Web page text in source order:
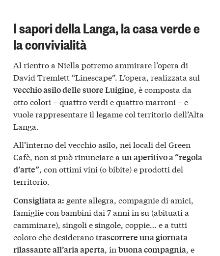
I sapori della Langa, la casa verde e
la convivialità
Al rientro a Niella potremo ammirare l’opera di
David Tremlett “Linescape”. L’opera, realizzata sul
vecchio asilo delle suore Luigine , è composta da
otto colori – quattro verdi e quattro marroni – e
vuole rappresentare il legame col territorio dell’Alta
Langa.
All’interno del vecchio asilo, nei locali del Green
Cafè, non si può rinunciare a un aperitivo a “regola
d’arte”, con ottimi vini (o bibite) e prodotti del
territorio.
Consigliata a: gente allegra, compagnie di amici,
famiglie con bambini dai 7 anni in su (abituati a
camminare), singoli e singole, coppie… e a tutti
coloro che desideranotrascorrere una giornata
rilassante all’aria aperta, in buona compagnia, e